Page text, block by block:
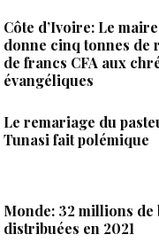
Côte d’Ivoire: Le
donne cinq tonnes de
de francs CFA aux
évangéliques
Le remariage du
Tunasi fait polémique
Monde: 32 millions de
distribuées en 2021